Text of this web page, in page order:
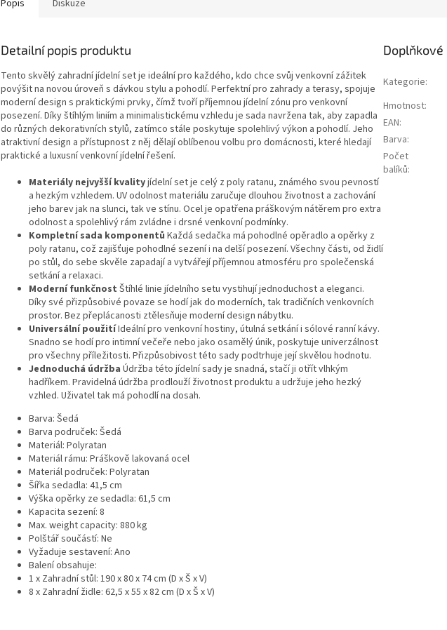
Popis Diskuze
Detailní popis produktu
Tento skvělý zahradní jídelní set je ideální pro každého, kdo chce svůj venkovní zážitek
povýšit na novou úroveň s dávkou stylu a pohodlí. Perfektní pro zahrady a terasy, spojuje
moderní design s praktickými prvky, čímž tvoří příjemnou jídelní zónu pro venkovní
posezení. Díky štíhlým liniím a minimalistickému vzhledu je sada navržena tak, aby zapadla
do různých dekorativních stylů, zatímco stále poskytuje spolehlivý výkon a pohodlí. Jeho
atraktivní design a přístupnost z něj dělají oblíbenou volbu pro domácnosti, které hledají
praktické a luxusní venkovní jídelní řešení.
Materiály nejvyšší kvalityjídelní set je celý z poly ratanu, známého svou pevností
a hezkým vzhledem. UV odolnost materiálu zaručuje dlouhou životnost a zachování
jeho barev jak na slunci, tak ve stínu. Ocel je opatřena práškovým nátěrem pro extra
odolnost a spolehlivý rám zvládne i drsné venkovní podmínky.
Kompletní sada komponentů Každá sedačka má pohodlné opěradlo a opěrky z
poly ratanu, což zajišťuje pohodlné sezení i na delší posezení. Všechny části, od židlí
po stůl, do sebe skvěle zapadají a vytvářejí příjemnou atmosféru pro společenská
setkání a relaxaci.
Moderní funkčnost Štíhlé linie jídelního setu vystihují jednoduchost a eleganci.
Díky své přizpůsobivé povaze se hodí jak do moderních, tak tradičních venkovních
prostor. Bez přeplácanosti ztělesňuje moderní design nábytku.
Universální použitíIdeální pro venkovní hostiny, útulná setkání i sólové ranní kávy.
Snadno se hodí pro intimní večeře nebo jako osamělý únik, poskytuje univerzálnost
pro všechny příležitosti. Přizpůsobivost této sady podtrhuje její skvělou hodnotu.
Jednoduchá údržba Údržba této jídelní sady je snadná, stačí ji otřít vlhkým
hadříkem. Pravidelná údržba prodlouží životnost produktu a udržuje jeho hezký
vzhled. Uživatel tak má pohodlí na dosah.
Barva: Šedá
Barva područek: Šedá
Materiál: Polyratan
Materiál rámu: Práškově lakovaná ocel
Materiál područek: Polyratan
Šířka sedadla: 41,5 cm
Výška opěrky ze sedadla: 61,5 cm
Kapacita sezení: 8
Max. weight capacity: 880 kg
Polštář součástí: Ne
Vyžaduje sestavení: Ano
Balení obsahuje:
1 x Zahradní stůl: 190 x 80 x 74 cm (D x Š x V)
8 x Zahradní židle: 62,5 x 55 x 82 cm (D x Š x V)
Kategorie:
Hmotnost:
EAN:
Barva:
Počet
balíků: